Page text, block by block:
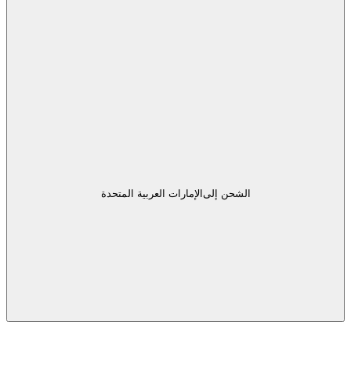
الشحن إلىالإمارات العربية المتحدة